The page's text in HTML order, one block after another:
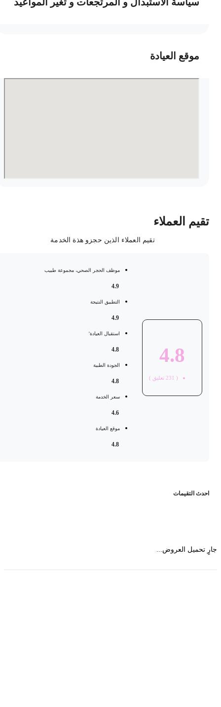
موقع العيادة
العملاء
تقيم العملاء الذين حجزو هذة الخدمة
4.8
231 تعليق )
موظف الحجر الصحي، مجموعة طبيب
التطبيق النتيجة
استقبال العيادة'
الجودة الطبية
سعر الخدمة
موقع العيادة
التقيمات
تحميل العروض...